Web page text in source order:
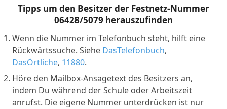
Tipps um den Besitzer der Festnetz-Nummer
06428/5079 herauszufinden
Wenn die Nummer im Telefonbuch steht, hilft eine
Rückwärtssuche. Siehe DasTelefonbuch,
DasÖrtliche, 11880.
Höre den Mailbox-Ansagetext des Besitzers an,
indem Du während der Schule oder Arbeitszeit
anrufst. Die eigene Nummer unterdrücken ist nur